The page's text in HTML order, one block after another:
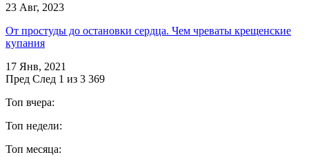
23 Авг, 2023
От простуды до остановки сердца. Чем чреваты крещенские
купания
17 Янв, 2021
Пред След 1 из 3 369
Топ вчера:
Топ недели:
Топ месяца: